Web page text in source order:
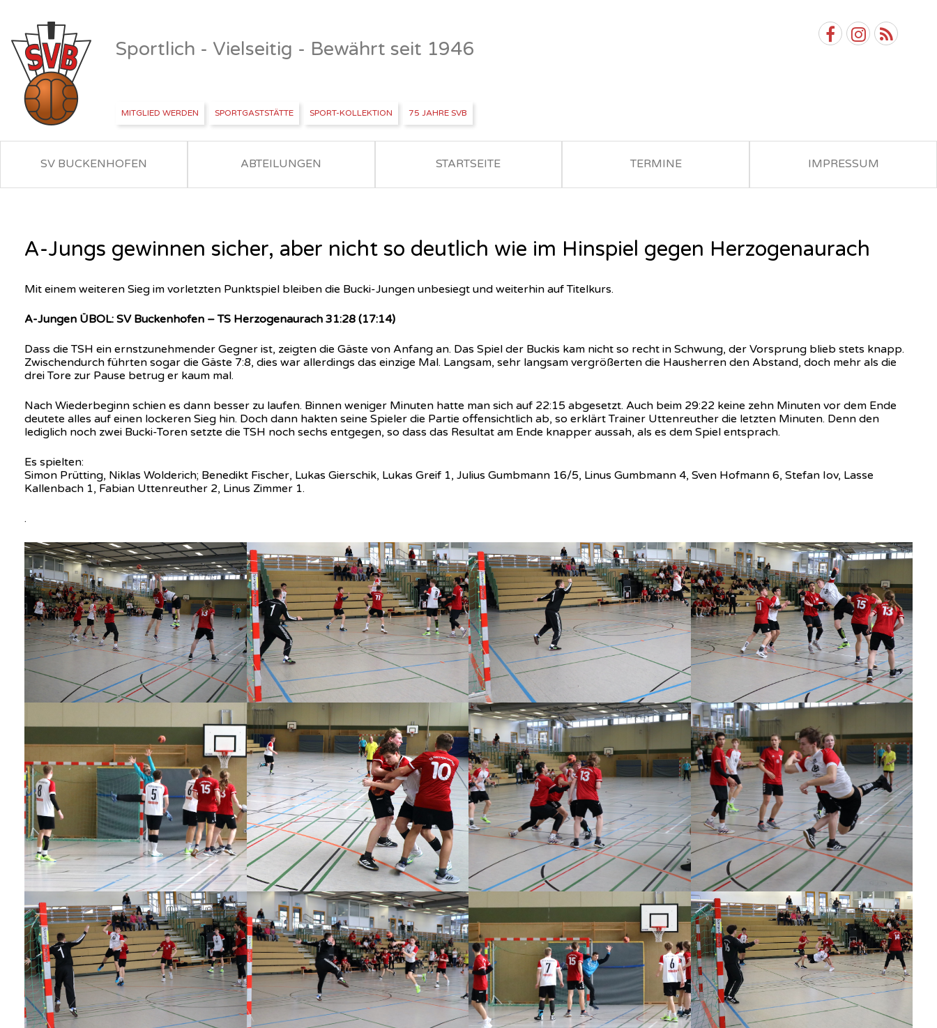
Sportlich - Vielseitig - Bewährt seit 1946
MITGLIED WERDEN SPORTGASTSTÄTTE SPORT-KOLLEKTION 75 JAHRE SVB
SV BUCKENHOFEN ABTEILUNGEN STARTSEITE TERMINE IMPRESSUM
A-Jungs gewinnen sicher, aber nicht so deutlich wie im Hinspiel gegen Herzogenaurach
Mit einem weiteren Sieg im vorletzten Punktspiel bleiben die Bucki-Jungen unbesiegt und weiterhin auf Titelkurs.
A-Jungen ÜBOL: SV Buckenhofen – TS Herzogenaurach 31:28 (17:14)
Dass die TSH ein ernstzunehmender Gegner ist, zeigten die Gäste von Anfang an. Das Spiel der Buckis kam nicht so recht in Schwung, der Vorsprung blieb stets knapp.
Zwischendurch führten sogar die Gäste 7:8, dies war allerdings das einzige Mal. Langsam, sehr langsam vergrößerten die Hausherren den Abstand, doch mehr als die
drei Tore zur Pause betrug er kaum mal.
Nach Wiederbeginn schien es dann besser zu laufen. Binnen weniger Minuten hatte man sich auf 22:15 abgesetzt. Auch beim 29:22 keine zehn Minuten vor dem Ende
deutete alles auf einen lockeren Sieg hin. Doch dann hakten seine Spieler die Partie offensichtlich ab, so erklärt Trainer Uttenreuther die letzten Minuten. Denn den
lediglich noch zwei Bucki-Toren setzte die TSH noch sechs entgegen, so dass das Resultat am Ende knapper aussah, als es dem Spiel entsprach.
Es spielten:
Simon Prütting, Niklas Wolderich; Benedikt Fischer, Lukas Gierschik, Lukas Greif 1, Julius Gumbmann 16/5, Linus Gumbmann 4, Sven Hofmann 6, Stefan Iov, Lasse
Kallenbach 1, Fabian Uttenreuther 2, Linus Zimmer 1.
.